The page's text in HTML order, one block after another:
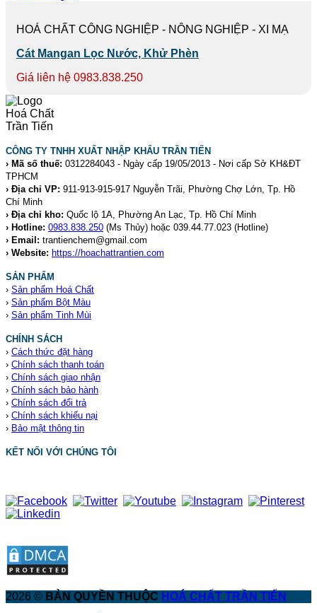
HOÁ CHẤT CÔNG NGHIỆP - NÔNG NGHIỆP - XI MẠ
Cát Mangan Lọc Nước, Khử Phèn
Giá liên hệ 0983.838.250
CÔNG TY TNHH XUẤT NHẬP KHẨU TRẦN TIẾN
› Mã số thuế: 0312284043 - Ngày cấp 19/05/2013 - Nơi cấp Sở KH&ĐT
TPHCM
› Địa chỉ VP: 911-913-915-917 Nguyễn Trãi, Phường Chợ Lớn, Tp. Hồ
Chí Minh
› Địa chỉ kho: Quốc lộ 1A, Phường An Lạc, Tp. Hồ Chí Minh
› Hotline: 0983.838.250 (Ms Thủy) hoặc 039.44.77.023 (Hotline)
› Email: trantienchem@gmail.com
› Website: https://hoachattrantien.com
SẢN PHẨM
› Sản phẩm Hoá Chất
› Sản phẩm Bột Màu
› Sản phẩm Tinh Mùi
CHÍNH SÁCH
› Cách thức đặt hàng
› Chính sách thanh toán
› Chính sách giao nhận
› Chính sách bảo hành
› Chính sách đổi trả
› Chính sách khiếu nại
› Bảo mật thông tin
KẾT NỐI VỚI CHÚNG TÔI
2026 © BẢN QUYỀN THUỘC HOÁ CHẤT TRẦN TIẾN